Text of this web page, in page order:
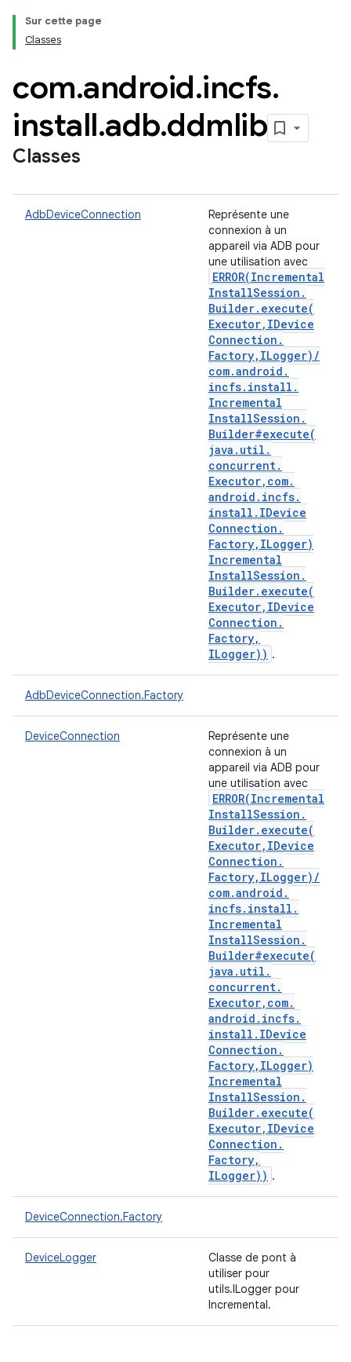
Sur cette page
Classes
com.android.incfs.
install.adb.ddmlib
Classes
AdbDeviceConnection
Représente une
connexion à un
appareil via ADB pour
une utilisation avec
ERROR(Incremental
InstallSession .
Builder. execute(
Executor, IDevice
Connection .
Factory, ILogger) /
com.android .
incfs. install .
Incremental
InstallSession .
Builder#execute(
java . util .
concurrent.
Executor, com.
android . incfs.
install . IDevice
Connection .
Factory, ILogger)
Incremental
InstallSession .
Builder. execute(
Executor, IDevice
Connection .
Factory,
ILogger)) .
AdbDeviceConnection.Factory
DeviceConnection
Représente une
connexion à un
appareil via ADB pour
une utilisation avec
ERROR(Incremental
InstallSession .
Builder. execute(
Executor, IDevice
Connection .
Factory, ILogger) /
com.android .
incfs. install .
Incremental
InstallSession .
Builder#execute(
java . util .
concurrent.
Executor, com.
android . incfs.
install . IDevice
Connection .
Factory, ILogger)
Incremental
InstallSession .
Builder. execute(
Executor, IDevice
Connection .
Factory,
ILogger)) .
DeviceConnection.Factory
DeviceLogger
Classe de pont à
utiliser pour
utils.ILogger pour
Incremental.